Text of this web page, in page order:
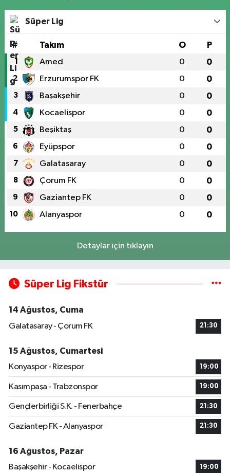
Süper Lig
# Takım O P
1 Amed 0 0
2 Erzurumspor FK 0 0
3 Başakşehir 0 0
4 Kocaelispor 0 0
5 Beşiktaş 0 0
6 Eyüpspor 0 0
7 Galatasaray 0 0
8 Çorum FK 0 0
9 Gaziantep FK 0 0
10 Alanyaspor 0 0
Detaylar için tıklayın
Süper Lig Fikstür
14 Ağustos, Cuma
Galatasaray - Çorum FK
21:30
15 Ağustos, Cumartesi
Konyaspor - Rizespor
19:00
Kasımpaşa - Trabzonspor 19:00
Gençlerbirliği S.K. - Fenerbahçe 21:30
Gaziantep FK - Alanyaspor 21:30
16 Ağustos, Pazar
Başakşehir - Kocaelispor
19:00